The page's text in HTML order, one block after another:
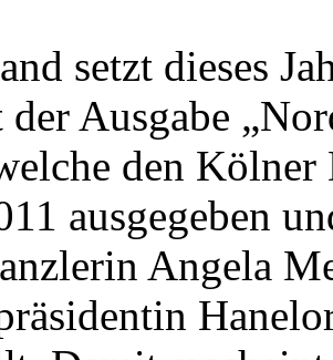
setzt dieses
der Ausgabe
den
ausgegeben
Angela